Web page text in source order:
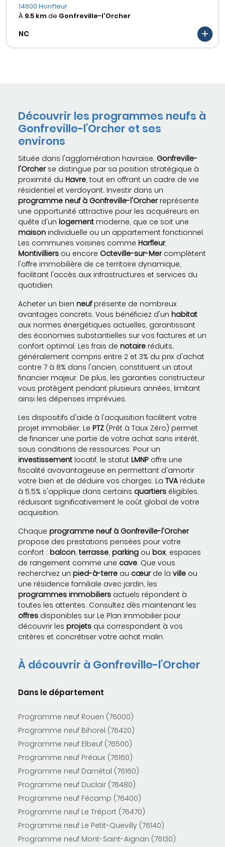
14600 Honfleur
À 9.5 kmde Gonfreville-l'Orcher
NC
Découvrir les programmes neufs à
Gonfreville-l'Orcher et ses
environs
Située dans l'agglomération havraise, Gonfreville-
l'Orcherse distingue par sa position stratégique à
proximité du Havre, tout en offrant un cadre de vie
résidentiel et verdoyant. Investir dans un
programme neuf à Gonfreville-l'Orcherreprésente
une opportunité attractive pour les acquéreurs en
quête d'un logement moderne, que ce soit une
maison individuelle ou un appartement fonctionnel.
Les communes voisines comme Harfleur,
Montivilliers ou encore Octeville-sur-Mercomplètent
l'offre immobilière de ce territoire dynamique,
facilitant l'accès aux infrastructures et services du
quotidien.
Acheter un bien neufprésente de nombreux
avantages concrets. Vous bénéficiez d'un habitat
aux normes énergétiques actuelles, garantissant
des économies substantielles sur vos factures et un
confort optimal. Les frais de notaire réduits,
généralement compris entre 2 et 3% du prix d'achat
contre 7 à 8% dans l'ancien, constituent un atout
financier majeur. De plus, les garanties constructeur
vous protègent pendant plusieurs années, limitant
ainsi les dépenses imprévues.
Les dispositifs d'aide à l'acquisition facilitent votre
projet immobilier. Le PTZ (Prêt à Taux Zéro) permet
de financer une partie de votre achat sans intérêt,
sous conditions de ressources. Pour un
investissement locatif, le statut LMNP offre une
fiscalité avavantageuse en permettant d'amortir
votre bien et de déduire vos charges. La TVAréduite
à 5,5% s'applique dans certains quartiers éligibles,
réduisant significativement le coût global de votre
acquisition.
Chaque programme neuf à Gonfreville-l'Orcher
propose des prestations pensées pour votre
confort : balcon,terrasse, parking ou box, espaces
de rangement comme une cave. Que vous
recherchiez un pied-à-terre au cœurde la ville ou
une résidence familiale avec jardin, les
programmes immobiliers actuels répondent à
toutes les attentes. Consultez dès maintenant les
offres disponibles sur Le Plan Immobilier pour
découvrir les projets qui correspondent à vos
critères et concrétiser votre achat malin.
À découvrir à Gonfreville-l'Orcher
Dans le département
Programme neuf Rouen (76000)
Programme neuf Bihorel (76420)
Programme neuf Elbeuf (76500)
Programme neuf Préaux (76160)
Programme neuf Darnétal (76160)
Programme neuf Duclair (76480)
Programme neuf Fécamp (76400)
Programme neuf Le Tréport (76470)
Programme neuf Le Petit-Quevilly (76140)
Programme neuf Mont-Saint-Aignan (76130)